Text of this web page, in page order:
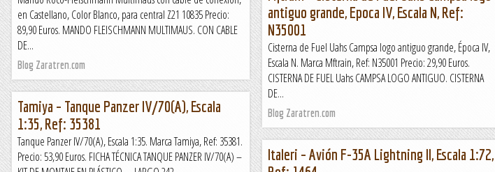
en Castellano, Color Blanco, para central Z21 10835 Precio:
89,90 Euros. MANDO FLEISCHMANN MULTIMAUS. CON CABLE
DE...
Blog Zaratren.com
antiguo grande, Epoca IV, Escala N, Ref:
N35001
Cisterna de Fuel Uahs Campsa logo antiguo grande, Época IV,
Escala N. Marca Mftrain, Ref: N35001 Precio: 29,90 Euros.
CISTERNA DE FUEL Uahs CAMPSA LOGO ANTIGUO. CISTERNA
DE...
Blog Zaratren.com
Tamiya – Tanque Panzer IV/70(A), Escala
1:35, Ref: 35381
Tanque Panzer IV/70(A), Escala 1:35. Marca Tamiya, Ref: 35381.
Precio: 53,90 Euros. FICHA TÉCNICA TANQUE PANZER IV/70(A) –
Italeri – Avión F-35A Lightning II, Escala 1:72,